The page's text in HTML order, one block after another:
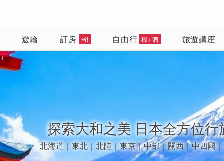
遊輪 訂房 省! 自由行 機+酒 旅遊講座
漫遊春夏歐洲
鬱金香花季 | 景觀列車 | 中世紀古堡｜峽灣